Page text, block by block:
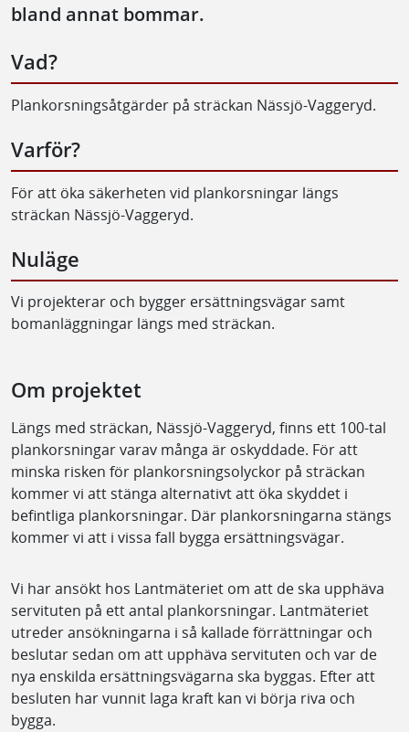
bland annat bommar.
Vad?
Plankorsningsåtgärder på sträckan Nässjö-Vaggeryd.
Varför?
För att öka säkerheten vid plankorsningar längs
sträckan Nässjö-Vaggeryd.
Nuläge
Vi projekterar och bygger ersättningsvägar samt
bomanläggningar längs med sträckan.
Om projektet
Längs med sträckan, Nässjö-Vaggeryd, finns ett 100-tal
plankorsningar varav många är oskyddade. För att
minska risken för plankorsningsolyckor på sträckan
kommer vi att stänga alternativt att öka skyddet i
befintliga plankorsningar. Där plankorsningarna stängs
kommer vi att i vissa fall bygga ersättningsvägar.
Vi har ansökt hos Lantmäteriet om att de ska upphäva
servituten på ett antal plankorsningar. Lantmäteriet
utreder ansökningarna i så kallade förrättningar och
beslutar sedan om att upphäva servituten och var de
nya enskilda ersättningsvägarna ska byggas. Efter att
besluten har vunnit laga kraft kan vi börja riva och
bygga.